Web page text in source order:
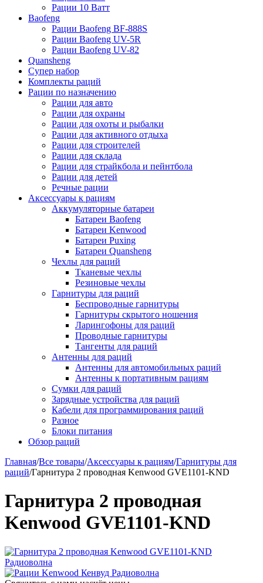
Рации 10 Ватт
Baofeng
Рации Baofeng BF-888S
Рации Baofeng UV-5R
Рации Baofeng UV-82
Quansheng
Супер набор
Комплекты раций
Рации по назначению
Рации для авто
Рации для охраны
Рации для охоты и рыбалки
Рации для активного отдыха
Рации для строителей
Рации для склада
Рации для страйкбола и пейнтбола
Рации для детей
Речные рации
Аксессуары к рациям
Аккумуляторные батареи
Батареи Baofeng
Батареи Kenwood
Батареи Puxing
Батареи Quansheng
Чехлы для раций
Тканевые чехлы
Резиновые чехлы
Гарнитуры для раций
Беспроводные гарнитуры
Гарнитуры скрытого ношения
Ларингофоны для раций
Проводные гарнитуры
Тангенты для раций
Антенны для раций
Антенны для автомобильных раций
Антенны к портативным рациям
Сумки для раций
Зарядные устройства для раций
Кабели для программирования раций
Разное
Блоки питания
Обзор раций
Главная/Все товары/Аксессуары к рациям/Гарнитуры для
раций/Гарнитура 2 проводная Kenwood GVE1101-KND
Гарнитура 2 проводная
Kenwood GVE1101-KND